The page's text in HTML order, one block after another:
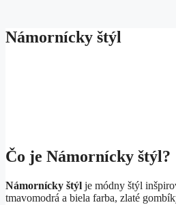
Námornícky štýl
Čo je Námornícky štýl?
Námornícky štýl je módny štýl
tmavomodrá a biela farba, zlaté